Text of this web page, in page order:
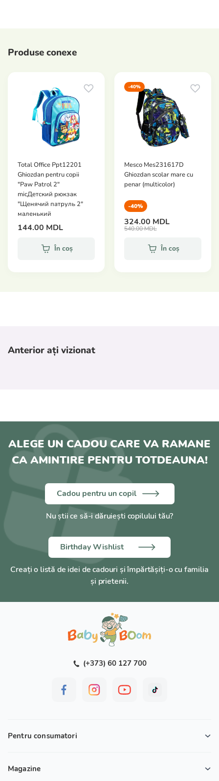
- Dimensiuni produs: 32 x 23 x 11 cm.
Produse conexe
Total Office Ppt12201
Ghiozdan pentru copii
"Paw Patrol 2"
micДетский рюкзак
"Щенячий патруль 2"
маленький
144.00 MDL
În coș
-40%
Mesco Mes231617D
Ghiozdan scolar mare cu
penar (multicolor)
-40%
324.00 MDL
540.00 MDL
În coș
Anterior ați vizionat
ALEGE UN CADOU CARE VA RAMANE
CA AMINTIRE PENTRU TOTDEAUNA!
Cadou pentru un copil
Nu știi ce să-i dăruiești copilului tău?
Birthday Wishlist
Creați o listă de idei de cadouri și împărtășiți-o cu familia
și prietenii.
(+373) 60 127 700
Pentru consumatori
Magazine